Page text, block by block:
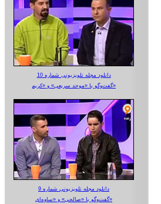
دانلود مجله تلویزیونی شماره 10
گفت‌وگو با «موحد سریعی» و «کریم»
دانلود مجله تلویزیونی شماره 9
گفت‌وگو با «صالحی» و «ساوه‌ای»